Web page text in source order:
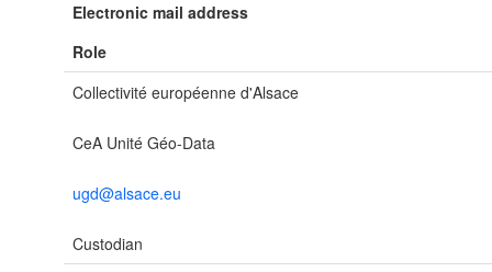
Electronic mail address
Role
Collectivité européenne d'Alsace
CeA Unité Géo-Data
ugd@alsace.eu
Custodian